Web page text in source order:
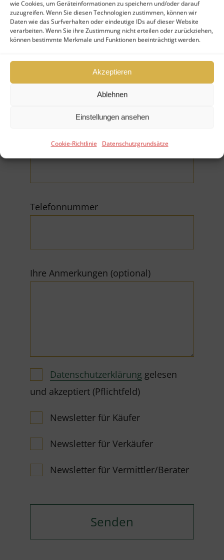
wie Cookies, um Geräteinformationen zu speichern und/oder darauf
zuzugreifen. Wenn Sie diesen Technologien zustimmen, können wir
Daten wie das Surfverhalten oder eindeutige IDs auf dieser Website
verarbeiten. Wenn Sie ihre Zustimmung nicht erteilen oder zurückziehen,
können bestimmte Merkmale und Funktionen beeinträchtigt werden.
Akzeptieren
Ablehnen
Einstellungen ansehen
Cookie-Richtlinie Datenschutzgrundsätze
E-Mail (*Pflichtfeld)
Telefonnummer
Ihre Anmerkungen (optional)
Datenschutzerklärung gelesen
und akzeptiert (Pflichtfeld)
Newsletter für Käufer
Newsletter für Verkäufer
Newsletter für Vermittler/Berater